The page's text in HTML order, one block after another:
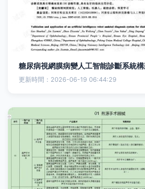
糖尿病視網膜病變人工智能診斷系統
更新時間：2026-06-19 06:44:29